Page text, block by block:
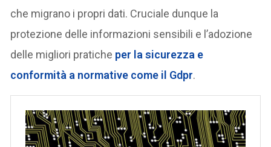
che migrano i propri dati. Cruciale dunque la
protezione delle informazioni sensibili e l’adozione
delle migliori pratiche per la sicurezza e
conformità a normative come il Gdpr.